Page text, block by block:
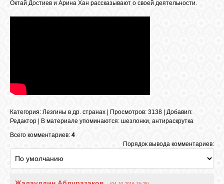
ВИДЕО
МУЗЫКА
Октай Достиев и Арина Хан рассказывают о своей деятельности.
Категория: Лезгины в др. странах Просмотров: 3138 | Добавил:
Редактор
В материале упоминаются: шезлонки, антираскрутка
Всего комментариев: 4
Порядок вывода комментариев: